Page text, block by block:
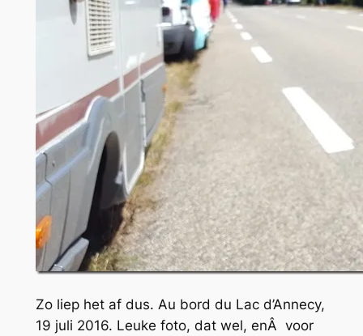
Zo liep het af dus. Au bord du Lac d’Annecy,
19 juli 2016. Leuke foto, dat wel, enÂ voor